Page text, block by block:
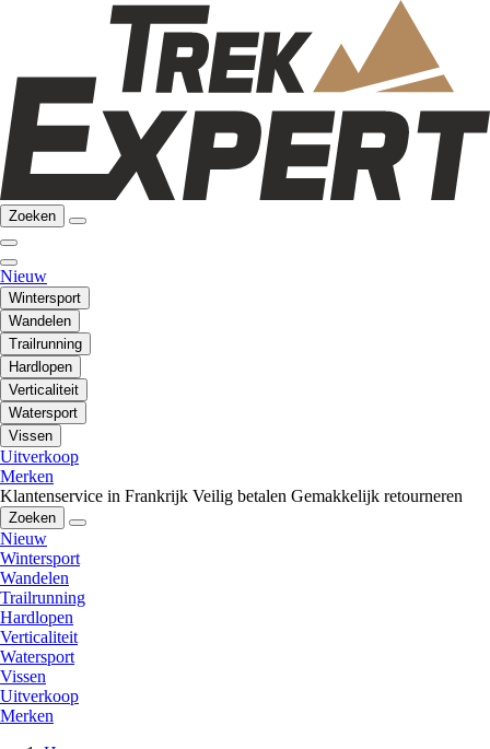
Zoeken
Nieuw
Wintersport
Wandelen
Trailrunning
Hardlopen
Verticaliteit
Watersport
Vissen
Uitverkoop
Merken
Klantenservice in Frankrijk Veilig betalen Gemakkelijk retourneren
Zoeken
Nieuw
Wintersport
Wandelen
Trailrunning
Hardlopen
Verticaliteit
Watersport
Vissen
Uitverkoop
Merken